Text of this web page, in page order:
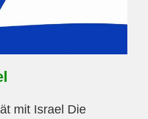
mit Israel Die